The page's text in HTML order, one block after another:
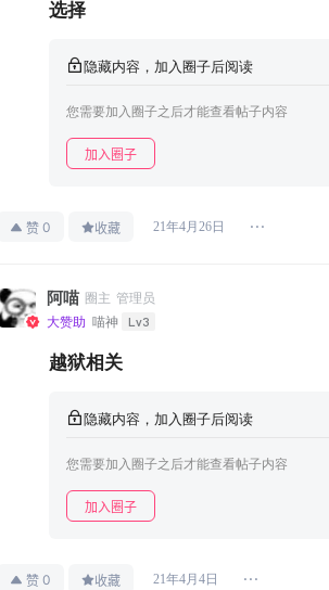
选择
隐藏内容，加入圈子后阅读
您需要加入圈子之后才能查看帖子内容
加入圈子
赞 0 收藏 21年4月26日
阿喵 圈主 管理员
大赞助 喵神 Lv3
越狱相关
隐藏内容，加入圈子后阅读
您需要加入圈子之后才能查看帖子内容
加入圈子
赞 0 收藏 21年4月4日